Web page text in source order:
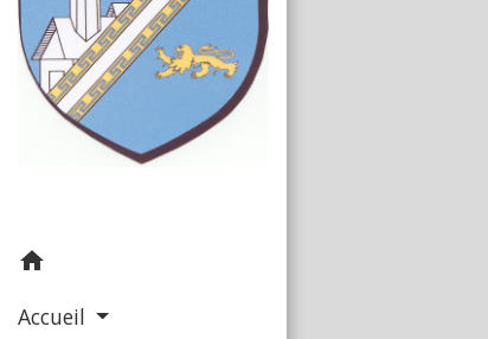
home
Accueil